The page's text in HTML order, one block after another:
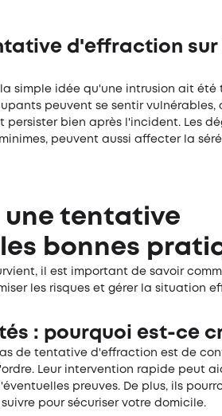
d'effraction sur
simple idée qu'une intrusion ait été
peuvent se sentir vulnérables,
bien après l'incident. Les
peuvent aussi affecter la
une tentative
bonnes
il est important de savoir
les risques et gérer la situation
: pourquoi est-ce
de tentative d'effraction est de
Leur intervention rapide peut
preuves. De plus, ils
pour sécuriser votre domicile.